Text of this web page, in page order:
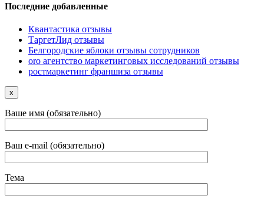
Последние добавленные
Квантастика отзывы
ТаргетЛид отзывы
Белгородские яблоки отзывы сотрудников
oro агентство маркетинговых исследований отзывы
ростмаркетинг франшиза отзывы
x
Ваше имя (обязательно)
Ваш e-mail (обязательно)
Тема